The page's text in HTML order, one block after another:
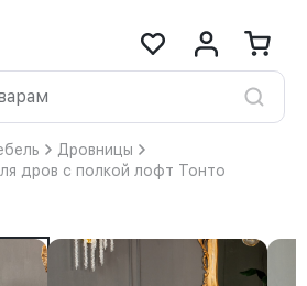
Дровницы
дров с полкой лофт Тонто